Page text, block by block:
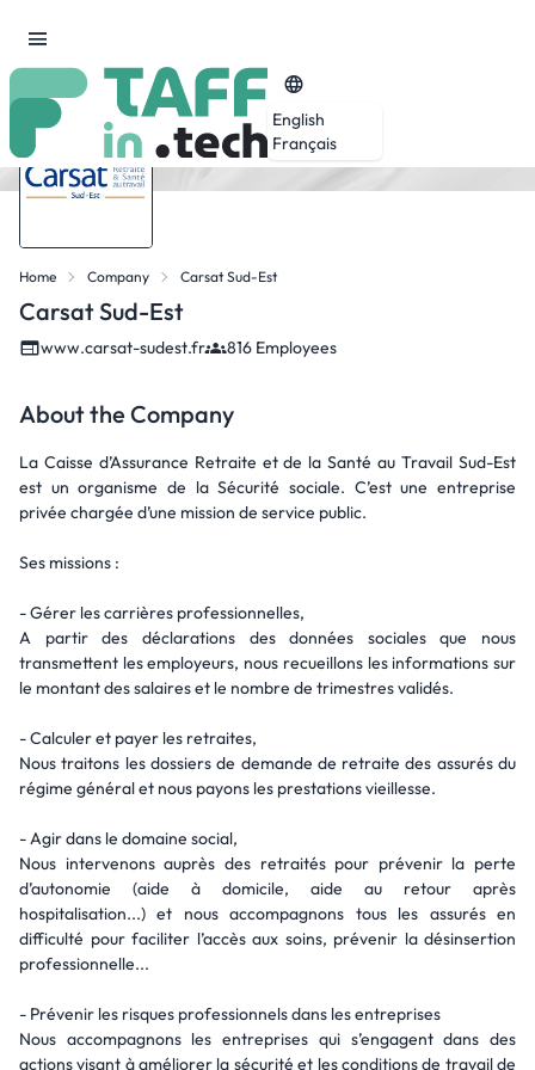
English
Français
Home Company Carsat Sud-Est
Carsat Sud-Est
www.carsat-sudest.fr 816 Employees
About the Company
La Caisse d’Assurance Retraite et de la Santé au Travail Sud-Est
est un organisme de la Sécurité sociale. C’est une entreprise
privée chargée d’une mission de service public.
Ses missions :
- Gérer les carrières professionnelles,
A partir des déclarations des données sociales que nous
transmettent les employeurs, nous recueillons les informations sur
le montant des salaires et le nombre de trimestres validés.
- Calculer et payer les retraites,
Nous traitons les dossiers de demande de retraite des assurés du
régime général et nous payons les prestations vieillesse.
- Agir dans le domaine social,
Nous intervenons auprès des retraités pour prévenir la perte
d’autonomie (aide à domicile, aide au retour après
hospitalisation...) et nous accompagnons tous les assurés en
difficulté pour faciliter l’accès aux soins, prévenir la désinsertion
professionnelle...
- Prévenir les risques professionnels dans les entreprises
Nous accompagnons les entreprises qui s’engagent dans des
actions visant à améliorer la sécurité et les conditions de travail de